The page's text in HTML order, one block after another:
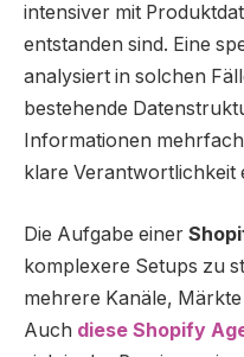
intensiver mit
entstanden sind. Eine
analysiert in solchen
bestehende
Informationen
klare Verantwortlichkeit
Die Aufgabe einer
komplexere Setups zu
mehrere Kanäle,
Auch diese Shopify